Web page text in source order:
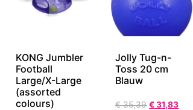
KONG Jumbler
Football
Large/X-Large
(assorted
colours)
Jolly Tug-n-
Toss 20 cm
Blauw
€35,39 €31,83